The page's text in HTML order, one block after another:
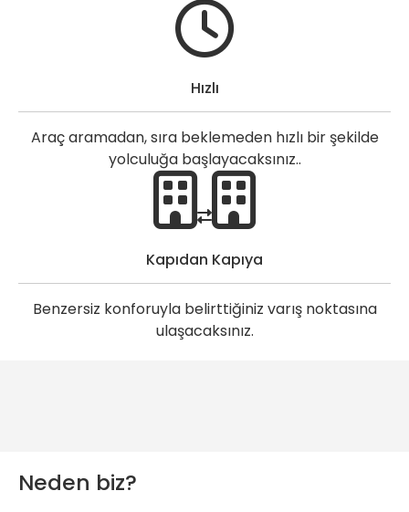
Hızlı
Araç aramadan, sıra beklemeden hızlı bir şekilde
yolculuğa başlayacaksınız..
Kapıdan Kapıya
Benzersiz konforuyla belirttiğiniz varış noktasına
ulaşacaksınız.
Neden biz?